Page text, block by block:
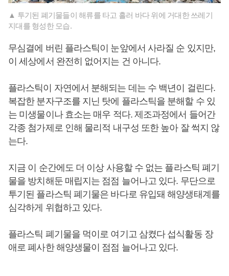
▲ 투기된 폐기물들이 해류를 타고 흘러 바다 위에 거대한 쓰레기
지대를 형성한 모습.
무심결에 버린 플라스틱이 눈앞에서 사라질 순 있지만,
이 세상에서 완전히 없어지는 건 아니다.
플라스틱이 자연에서 분해되는 데는 수 백년이 걸린다.
복잡한 분자구조를 지닌 탓에 플라스틱을 분해할 수 있
는 미생물이나 효소는 매우 적다. 제조과정에서 들어간
각종 첨가제로 인해 물리적 내구성 또한 높아 잘 썩지 않
는다.
지금 이 순간에도 더 이상 사용할 수 없는 플라스틱 폐기
물을 방치해둔 매립지는 점점 늘어나고 있다. 무단으로
투기된 플라스틱 폐기물은 바다로 유입돼 해양생태계를
심각하게 위협하고 있다.
플라스틱 폐기물을 먹이로 여기고 삼켰다 섭식활동 장
애로 폐사한 해양생물이 점점 늘어나고 있다.